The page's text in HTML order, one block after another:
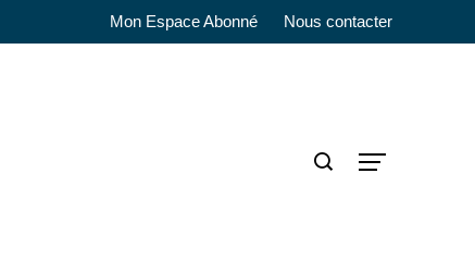
Mon Espace Abonné Nous contacter